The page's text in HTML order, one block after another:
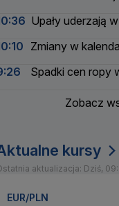
Upały uderzają
Zmiany w
Spadki cen ropy
Zobacz
kursy
aktualizacja: Dziś,
EUR/PLN